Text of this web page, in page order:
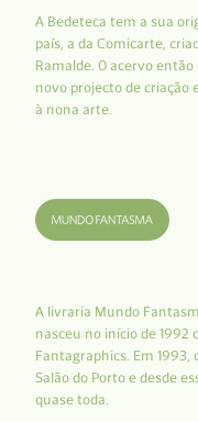
A Bedeteca tem a sua
país, a da Comicarte,
Ramalde. O acervo
novo projecto de criação
à nona arte.
A livraria Mundo
nasceu no início de
Fantagraphics. Em 1993,
Salão do Porto e desde
quase toda.